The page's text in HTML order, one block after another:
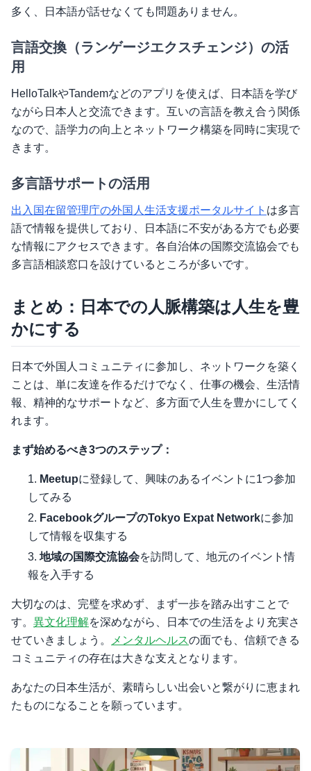
多く、日本語が話せなくても問題ありません。
言語交換（ランゲージエクスチェンジ）の活
用
HelloTalkやTandemなどのアプリを使えば、日本語を学び
ながら日本人と交流できます。互いの言語を教え合う関係
なので、語学力の向上とネットワーク構築を同時に実現で
きます。
多言語サポートの活用
出入国在留管理庁の外国人生活支援ポータルサイト は多言
語で情報を提供しており、日本語に不安がある方でも必要
な情報にアクセスできます。各自治体の国際交流協会でも
多言語相談窓口を設けているところが多いです。
まとめ：日本での人脈構築は人生を豊
かにする
日本で外国人コミュニティに参加し、ネットワークを築く
ことは、単に友達を作るだけでなく、仕事の機会、生活情
報、精神的なサポートなど、多方面で人生を豊かにしてく
れます。
まず始めるべき3つのステップ：
Meetupに登録して、興味のあるイベントに1つ参加
してみる
FacebookグループのTokyo Expat Networkに参加
して情報を収集する
地域の国際交流協会を訪問して、地元のイベント情
報を入手する
大切なのは、完璧を求めず、まず一歩を踏み出すことで
す。 異文化理解を深めながら、日本での生活をより充実さ
せていきましょう。
メンタルヘルスの面でも、信頼できる
コミュニティの存在は大きな支えとなります。
あなたの日本生活が、素晴らしい出会いと繋がりに恵まれ
たものになることを願っています。